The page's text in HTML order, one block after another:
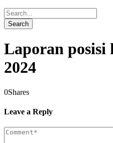
Laporan posisi
2024
0Shares
Leave a Reply